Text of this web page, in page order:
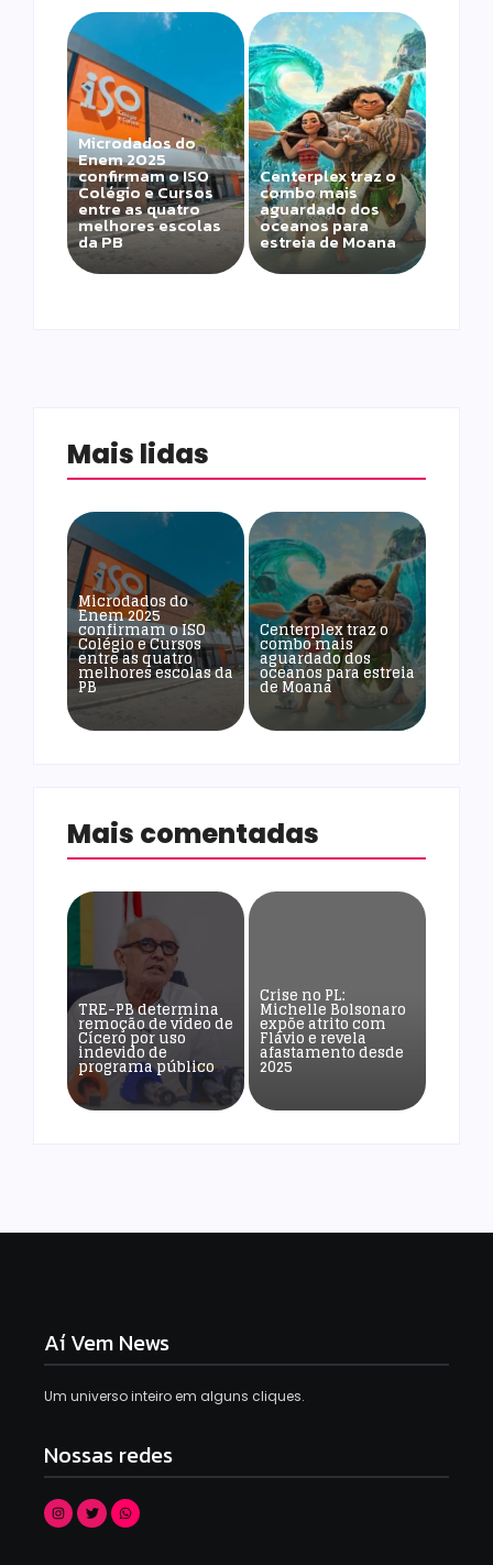
Microdados do
Enem 2025
confirmam o ISO
Colégio e Cursos
entre as quatro
melhores escolas
da PB
Centerplex traz o
combo mais
aguardado dos
oceanos para
estreia de Moana
Mais lidas
Microdados do
Enem 2025
confirmam o ISO
Colégio e Cursos
entre as quatro
melhores escolas da
PB
Centerplex traz o
combo mais
aguardado dos
oceanos para estreia
de Moana
Mais comentadas
TRE-PB determina
remoção de vídeo de
Cícero por uso
indevido de
programa público
Crise no PL:
Michelle Bolsonaro
expõe atrito com
Flávio e revela
afastamento desde
2025
Aí Vem News
Um universo inteiro em alguns cliques.
Nossas redes